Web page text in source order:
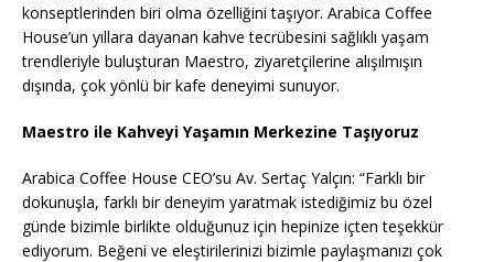
konseptlerinden biri olma özelliğini taşıyor. Arabica Coffee
House’un yıllara dayanan kahve tecrübesini sağlıklı yaşam
trendleriyle buluşturan Maestro, ziyaretçilerine alışılmışın
dışında, çok yönlü bir kafe deneyimi sunuyor.
Maestro ile Kahveyi Yaşamın Merkezine Taşıyoruz
Arabica Coffee House CEO’su Av. Sertaç Yalçın: “Farklı bir
dokunuşla, farklı bir deneyim yaratmak istediğimiz bu özel
günde bizimle birlikte olduğunuz için hepinize içten teşekkür
ediyorum. Beğeni ve eleştirilerinizi bizimle paylaşmanızı çok